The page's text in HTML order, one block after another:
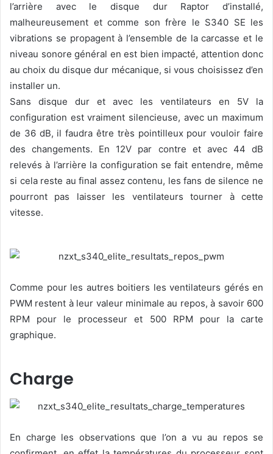
l’arrière avec le disque dur Raptor d’installé,
malheureusement et comme son frère le S340 SE les
vibrations se propagent à l’ensemble de la carcasse et le
niveau sonore général en est bien impacté, attention donc
au choix du disque dur mécanique, si vous choisissez d’en
installer un.
Sans disque dur et avec les ventilateurs en 5V la
configuration est vraiment silencieuse, avec un maximum
de 36 dB, il faudra être très pointilleux pour vouloir faire
des changements. En 12V par contre et avec 44 dB
relevés à l’arrière la configuration se fait entendre, même
si cela reste au final assez contenu, les fans de silence ne
pourront pas laisser les ventilateurs tourner à cette
vitesse.
Comme pour les autres boitiers les ventilateurs gérés en
PWM restent à leur valeur minimale au repos, à savoir 600
RPM pour le processeur et 500 RPM pour la carte
graphique.
Charge
En charge les observations que l’on a vu au repos se